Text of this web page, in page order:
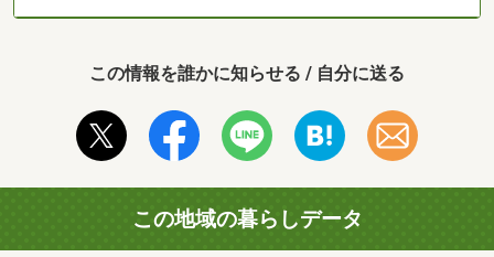
この情報を誰かに知らせる / 自分に送る
この地域の暮らしデータ